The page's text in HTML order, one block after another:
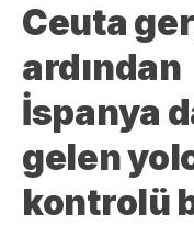
Ceuta
ardından
İspanya
gelen
kontrolü